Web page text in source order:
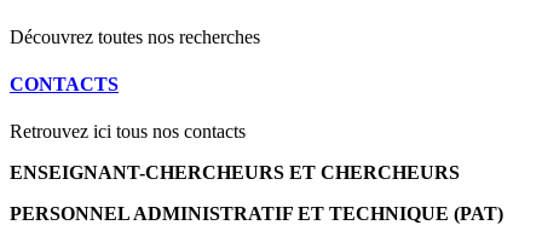
Découvrez toutes nos recherches
CONTACTS
Retrouvez ici tous nos contacts
ENSEIGNANT-CHERCHEURS ET CHERCHEURS
PERSONNEL ADMINISTRATIF ET TECHNIQUE (PAT)